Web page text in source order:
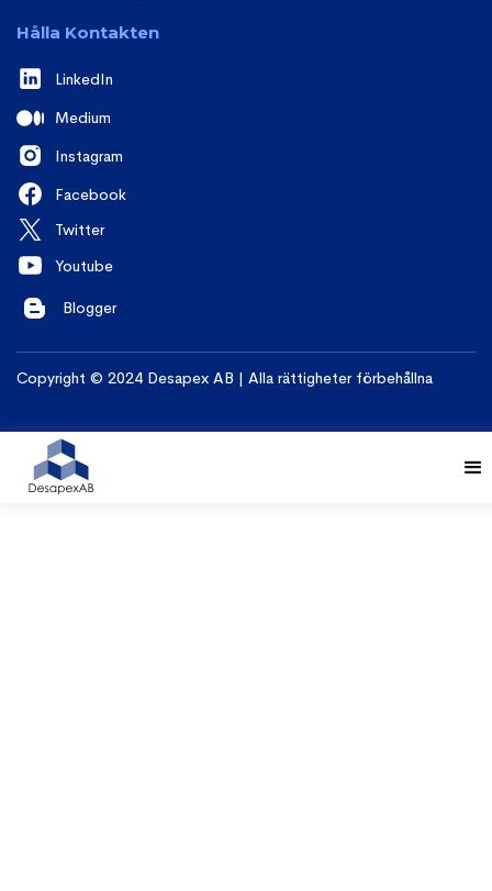
Hålla Kontakten
LinkedIn
Medium
Instagram
Facebook
Twitter
Youtube
Blogger
Copyright © 2024 Desapex AB | Alla rättigheter förbehållna